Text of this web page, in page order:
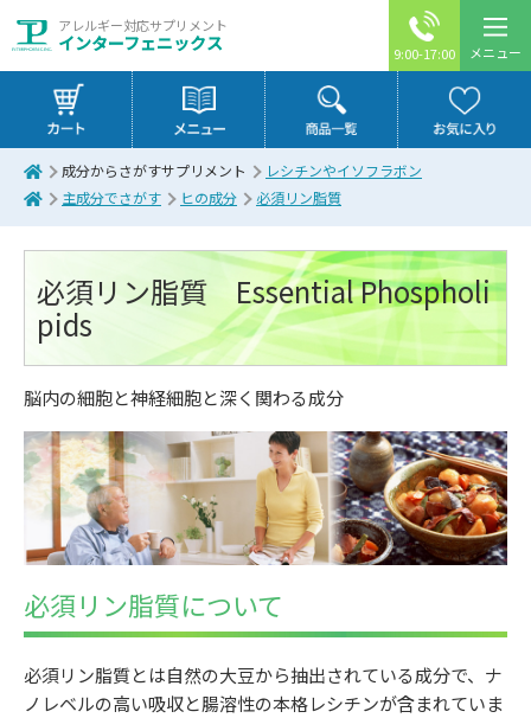
アレルギー対応サプリメント
インターフェニックス 9:00-17:00 メニュー
成分からさがすサプリメント
レシチンやイソフラボン
主成分でさがす
ヒの成分 必須リン脂質
必須リン脂質 Essential Phospholi
pids
脳内の細胞と神経細胞と深く関わる成分
必須リン脂質について
必須リン脂質とは自然の大豆から抽出されている成分で、ナ
ノレベルの高い吸収と腸溶性の本格レシチンが含まれていま